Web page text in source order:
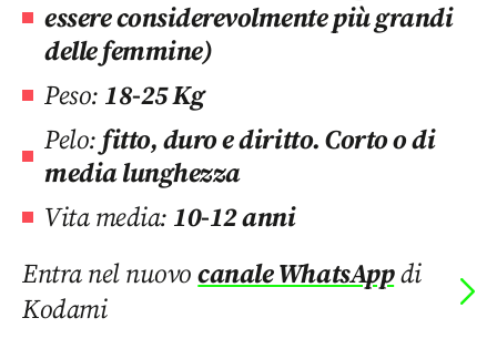
essere considerevolmente più grandi
delle femmine)
Peso: 18-25 Kg
Pelo: fitto, duro e diritto. Corto o di
media lunghezza
Vita media: 10-12 anni
Entra nel nuovocanale WhatsAppdi
Kodami